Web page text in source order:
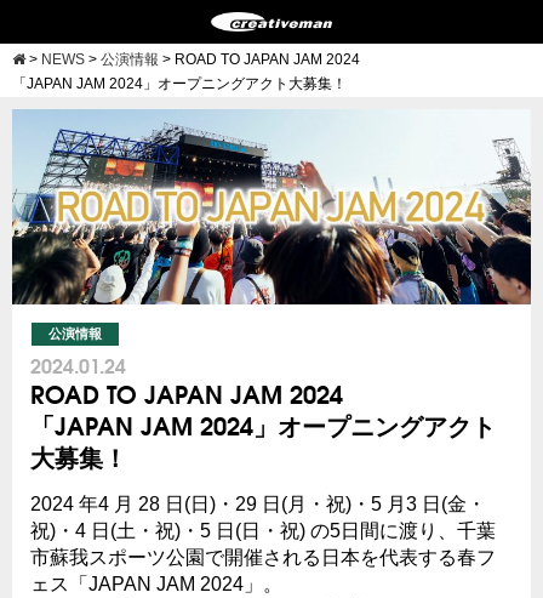
> NEWS > 公演情報 > ROAD TO JAPAN JAM 2024
「JAPAN JAM 2024」オープニングアクト大募集！
公演情報
2024.01.24
ROAD TO JAPAN JAM 2024
「JAPAN JAM 2024」オープニングアクト
大募集！
2024 年4 月 28 日(日)・29 日(月・祝)・5 月3 日(金・
祝)・4 日(土・祝)・5 日(日・祝) の5日間に渡り、千葉
市蘇我スポーツ公園で開催される日本を代表する春フ
ェス「JAPAN JAM 2024」。